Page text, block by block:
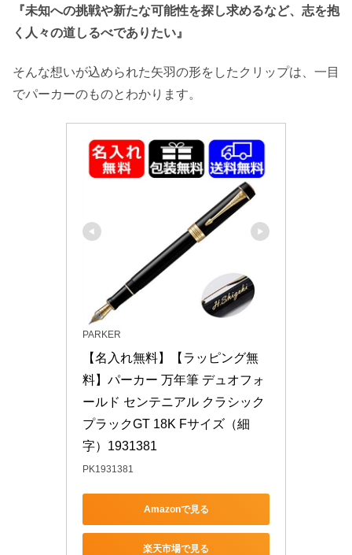
『未知への挑戦や新たな可能性を探し求めるなど、志を抱
く人々の道しるべでありたい』
そんな想いが込められた矢羽の形をしたクリップは、一目
でパーカーのものとわかります。
PARKER
【名入れ無料】【ラッピング無
料】パーカー 万年筆 デュオフォ
ールド センテニアル クラシック
プラックGT 18K Fサイズ（細
字）1931381
PK1931381
Amazonで見る
楽天市場で見る